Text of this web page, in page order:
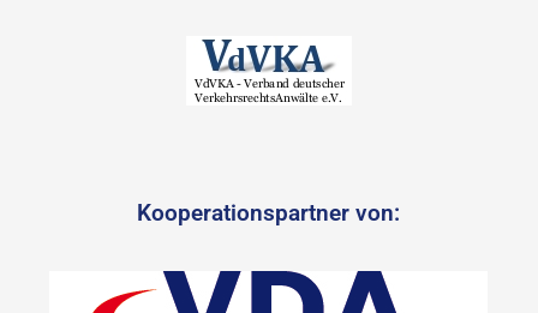
Kooperationspartner von: